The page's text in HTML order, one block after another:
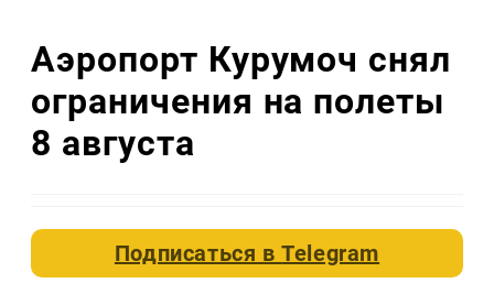
Аэропорт Курумоч снял
ограничения на полеты
8 августа
Подписаться вTelegram